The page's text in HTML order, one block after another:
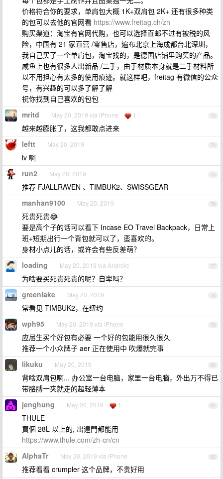
价格符合你的要求，单肩包大概 1K+双肩包 2K+ 还有很多种类
的包可以去他的官网看 https://www.freitag.ch/zh
购买渠道：淘宝有官网代购，也可以选择直邮不过有被税的风
险，中国有 21 家直营 /零售店，遍布北京上海成都台北深圳，
我自己买了一个单肩包，淘宝找的，是德国店铺里购买的产品。
咸鱼上也有很多人出新品 /二手，由于材质本身就是二手材料所
以不用担心有太多的使用痕迹。就这样吧，freitag 有微信的公众
号，有兴趣的可以多了解了解
祝你找到自己喜欢的包包
73
mritd May 20, 2019 via iPhone 1
越来越膨胀了，这我都敢点进来
74
leftt May 20, 2019
lv 啊
75
run2 May 20, 2019
推荐 FJALLRAVEN 、TIMBUK2、SWISSGEAR
76
manhan9100 May 20, 2019
死贵死贵😂
要是高个子的话可以看下 Incase EO Travel Backpack，日常上
班+短期出行一个背包就可以了，蛮喜欢的。
身材小点儿的话，或许会有些反差萌？
77
loading May 20, 2019 via Android
为啥要买死贵死贵的呢？自卑吗？
78
greenlake May 20, 2019
常看见 TIMBUK2，在纽约
79
wph95 May 20, 2019 via iPhone
应届生买个好包有必要 一个好的包能用很久很久
推荐一个小众牌子 aer 正在使用中 吹爆就完事
80
likuku May 20, 2019
背啥双肩包啊... 办公室一台电脑，家里一台电脑，外出万不得已
带胳膊一夹就走的超轻薄本
81
jenghung May 20, 2019 1
THULE
買個 28L 以上的, 出遠門都能用
https://www.thule.com/zh-cn/cn
82
AlphaTr May 20, 2019 via iPhone
推荐看看 crumpler 这个品牌，不贵好用